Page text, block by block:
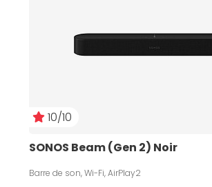
10/10
SONOS Beam (Gen 2) Noir
Barre de son, Wi-Fi, AirPlay2